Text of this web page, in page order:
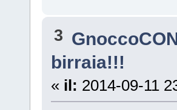
3
birraia!!!
« il: 2014-09-11